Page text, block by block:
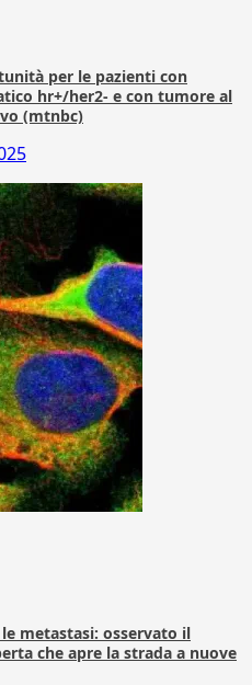
per le pazienti con
hr+/her2- e con tumore al
(mtnbc)
metastasi: osservato il
che apre la strada a nuove